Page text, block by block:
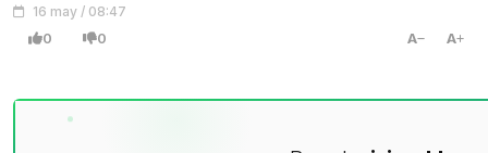
16 may / 08:47
0 0 A A